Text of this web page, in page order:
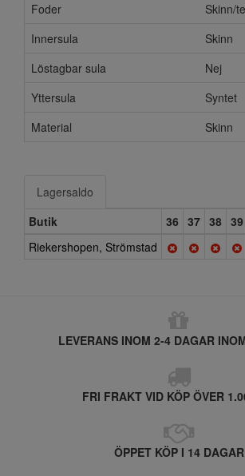
Foder
Skinn/
Innersula
Skinn
Löstagbar sula
Nej
Yttersula
Syntet
Material
Skinn
Lagersaldo
Butik
36 37 38 39
Riekershopen, Strömstad
LEVERANS INOM 2-4 DAGAR
FRI FRAKT VID KÖP ÖVER
ÖPPET KÖP I 14 DAGAR